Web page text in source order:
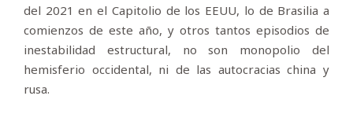
del 2021 en el Capitolio de los EEUU, lo de Brasilia a
comienzos de este año, y otros tantos episodios de
inestabilidad estructural, no son monopolio del
hemisferio occidental, ni de las autocracias china y
rusa.